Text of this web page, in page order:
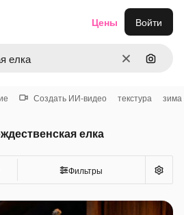
ОчиститьПоиск
Цены Войти
Создать ИИ-видео текстура зима
елка
Фильтры